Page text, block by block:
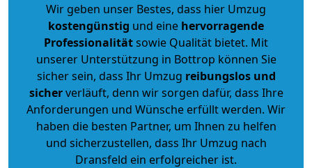
Wir geben unser Bestes, dass hier Umzug
kostengünstig und eine hervorragende
Professionalitätsowie Qualität bietet. Mit
unserer Unterstützung in Bottrop können Sie
sicher sein, dass Ihr Umzug reibungslos und
sicherverläuft, denn wir sorgen dafür, dass Ihre
Anforderungen und Wünsche erfüllt werden. Wir
haben die besten Partner, um Ihnen zu helfen
und sicherzustellen, dass Ihr Umzug nach
Dransfeld ein erfolgreicher ist.